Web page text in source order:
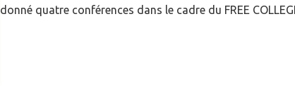
donné quatre conférences dans le cadre du FREE